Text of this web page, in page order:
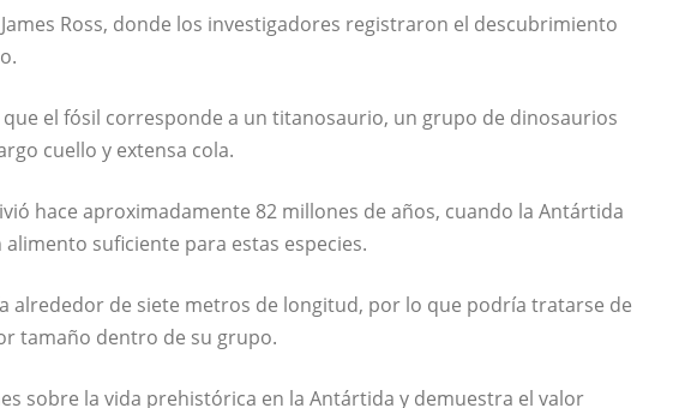
Ross, donde los investigadores registraron el descubrimiento
el fósil corresponde a un titanosaurio, un grupo de dinosaurios
cuello y extensa cola.
hace aproximadamente 82 millones de años, cuando la Antártida
suficiente para estas especies.
alrededor de siete metros de longitud, por lo que podría tratarse de
tamaño dentro de su grupo.
sobre la vida prehistórica en la Antártida y demuestra el valor